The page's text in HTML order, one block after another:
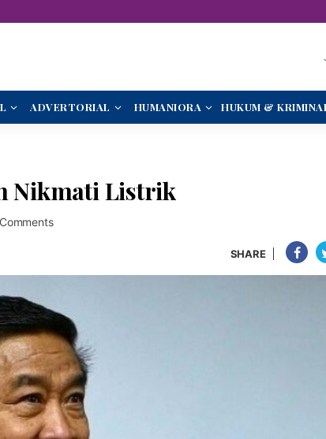
ADVERTORIAL HUMANIORA HUKUM &
Nikmati Listrik
SHARE